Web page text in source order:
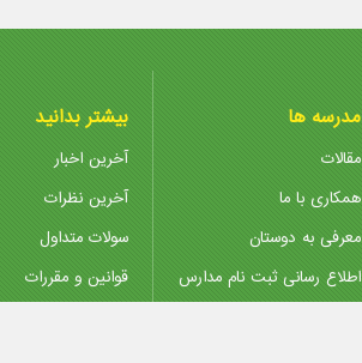
مدرسه ها
مقالات
همکاری با ما
معرفی به دوستان
اطلاع رسانی ثبت نام مدارس
بیشتر بدانید
آخرین اخبار
آخرین نظرات
سولات متداول
قوانین و مقررات